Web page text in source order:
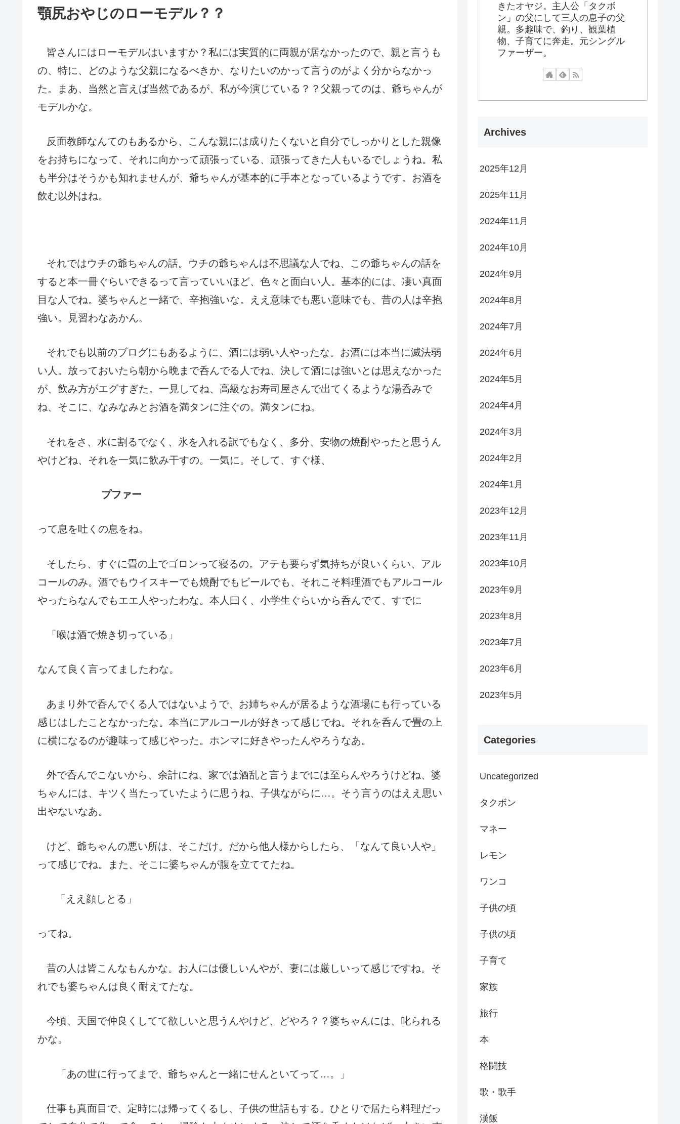
顎尻おやじのローモデル？？
皆さんにはローモデルはいますか？私には実質的に両親が居なかったので、親と言うも
の、特に、どのような父親になるべきか、なりたいのかって言うのがよく分からなかっ
た。まあ、当然と言えば当然であるが、私が今演じている？？父親ってのは、爺ちゃんが
モデルかな。
反面教師なんてのもあるから、こんな親には成りたくないと自分でしっかりとした親像
をお持ちになって、それに向かって頑張っている、頑張ってきた人もいるでしょうね。私
も半分はそうかも知れませんが、爺ちゃんが基本的に手本となっているようです。お酒を
飲む以外はね。
それではウチの爺ちゃんの話。ウチの爺ちゃんは不思議な人でね、この爺ちゃんの話を
すると本一冊ぐらいできるって言っていいほど、色々と面白い人。基本的には、凄い真面
目な人でね。婆ちゃんと一緒で、辛抱強いな。ええ意味でも悪い意味でも、昔の人は辛抱
強い。見習わなあかん。
それでも以前のブログにもあるように、酒には弱い人やったな。お酒には本当に滅法弱
い人。放っておいたら朝から晩まで呑んでる人でね、決して酒には強いとは思えなかった
が、飲み方がエグすぎた。一見してね、高級なお寿司屋さんで出てくるような湯呑みで
ね、そこに、なみなみとお酒を満タンに注ぐの。満タンにね。
それをさ、水に割るでなく、氷を入れる訳でもなく、多分、安物の焼酎やったと思うん
やけどね、それを一気に飲み干すの。一気に。そして、すぐ様、
プファー
って息を吐くの息をね。
そしたら、すぐに畳の上でゴロンって寝るの。アテも要らず気持ちが良いくらい、アル
コールのみ。酒でもウイスキーでも焼酎でもビールでも、それこそ料理酒でもアルコール
やったらなんでもエエ人やったわな。本人曰く、小学生ぐらいから呑んでて、すでに
「喉は酒で焼き切っている」
なんて良く言ってましたわな。
あまり外で呑んでくる人ではないようで、お姉ちゃんが居るような酒場にも行っている
感じはしたことなかったな。本当にアルコールが好きって感じでね。それを呑んで畳の上
に横になるのが趣味って感じやった。ホンマに好きやったんやろうなあ。
外で呑んでこないから、余計にね、家では酒乱と言うまでには至らんやろうけどね、婆
ちゃんには、キツく当たっていたように思うね、子供ながらに…。そう言うのはええ思い
出やないなあ。
けど、爺ちゃんの悪い所は、そこだけ。だから他人様からしたら、「なんて良い人や」
って感じでね。また、そこに婆ちゃんが腹を立ててたね。
「ええ顔しとる」
ってね。
昔の人は皆こんなもんかな。お人には優しいんやが、妻には厳しいって感じですね。 そ
れでも婆ちゃんは良く耐えてたな。
今頃、天国で仲良くしてて欲しいと思うんやけど、どやろ？？婆ちゃんには、叱られる
かな。
「あの世に行ってまで、爺ちゃんと一緒にせんといてって…。」
仕事も真面目で、定時には帰ってくるし、子供の世話もする。ひとりで居たら料理だっ
きたオヤジ。主人公「タクボ
ン」の父にして三人の息子の父
親。多趣味で、釣り、観葉植
物、子育てに奔走。元シングル
ファーザー。
Archives
2025年12月
2025年11月
2024年11月
2024年10月
2024年9月
2024年8月
2024年7月
2024年6月
2024年5月
2024年4月
2024年3月
2024年2月
2024年1月
2023年12月
2023年11月
2023年10月
2023年9月
2023年8月
2023年7月
2023年6月
2023年5月
Categories
Uncategorized
タクボン
マネー
レモン
ワンコ
子供の頃
子供の頃
子育て
家族
旅行
本
格闘技
歌・歌手
漢飯